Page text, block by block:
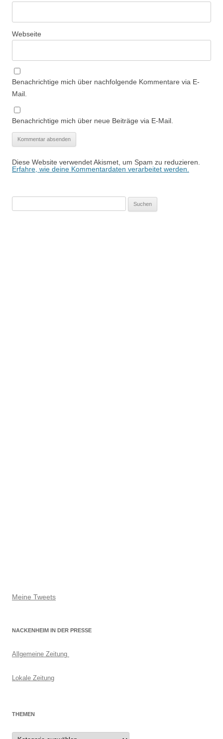
Webseite
Benachrichtige mich über nachfolgende Kommentare via E-
Mail.
Benachrichtige mich über neue Beiträge via E-Mail.
Diese Website verwendet Akismet, um Spam zu reduzieren.
Erfahre, wie deine Kommentardaten verarbeitet werden.
Meine Tweets
NACKENHEIM IN DER PRESSE
Allgemeine Zeitung
Lokale Zeitung
THEMEN
Themen